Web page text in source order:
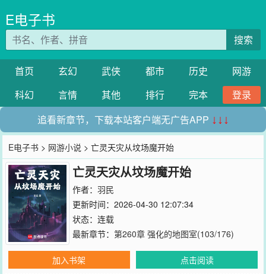
E电子书
搜索
首页 玄幻 武侠 都市 历史
网游
科幻
言情 其他 排行 完本
登录
追看新章节，下载本站客户端无广告APP ↓↓↓
E电子书 > 网游小说 > 亡灵天灾从坟场魔开始
亡灵天灾从坟场魔开始
作者： 羽民
更新时间：2026-04-30 12:07:34
状态：连载
最新章节： 第260章 强化的地图室(103/176)
加入书架
点击阅读